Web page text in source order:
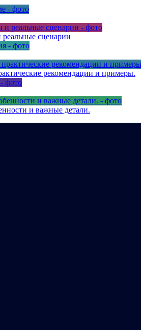
сценарии
рекомендации и примеры.
и важные детали.